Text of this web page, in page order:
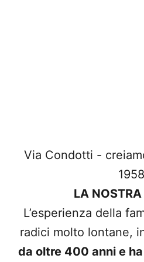
Via Condotti -
1958
LA
L’esperienza della
radici molto lontane,
da oltre 400 anni e